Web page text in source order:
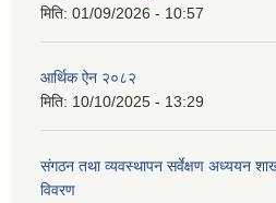
मिति: 01/09/2026 - 10:57
आर्थिक ऐन २०८२
मिति: 10/10/2025 - 13:29
संगठन तथा व्यवस्थापन सर्वेक्षण अध्ययन
विवरण